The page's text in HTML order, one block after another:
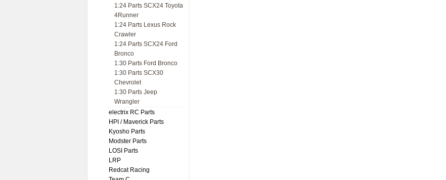
1:24 Parts SCX24 Toyota
4Runner
1:24 Parts Lexus Rock
Crawler
1:24 Parts SCX24 Ford
Bronco
1:30 Parts Ford Bronco
1:30 Parts SCX30
Chevrolet
1:30 Parts Jeep
Wrangler
electrix RC Parts
HPI / Maverick Parts
Kyosho Parts
Modster Parts
LOSI Parts
LRP
Redcat Racing